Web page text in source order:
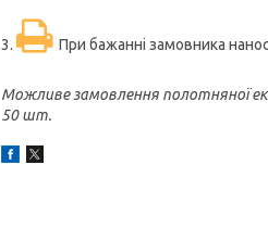
3. При бажанні замовника
Можливе замовлення полотняної
50 шт.